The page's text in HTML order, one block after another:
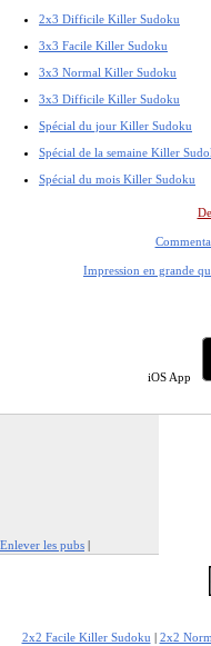
2x3 Difficile Killer Sudoku
3x3 Facile Killer Sudoku
3x3 Normal Killer Sudoku
3x3 Difficile Killer Sudoku
Spécial du jour Killer Sudoku
Spécial de la semaine Killer
Spécial du mois Killer Sudoku
Impression en grande
iOS App
Enlever les pubs |
2x2 Facile Killer Sudoku 2x2